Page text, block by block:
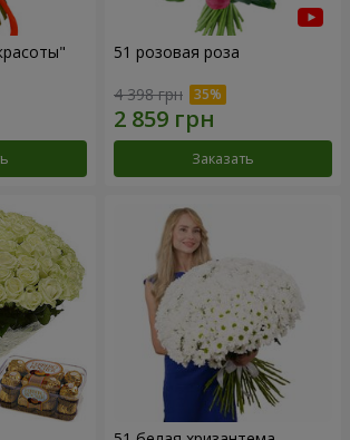
51 розовая роза
4 398 грн
Заказать